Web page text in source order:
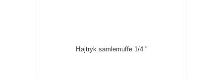
Højtryk samlemuffe 1/4 "